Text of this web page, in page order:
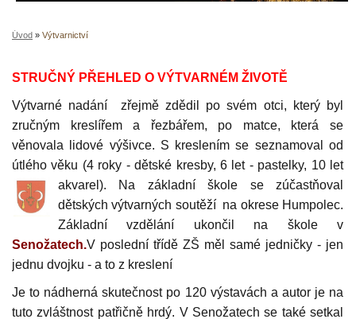
Úvod » Výtvarnictví
STRUČNÝ PŘEHLED O VÝTVARNÉM ŽIVOTĚ
Výtvarné nadání zřejmě zdědil po svém otci, který byl
zručným kreslířem a řezbářem, po matce, která se
věnovala lidové výšivce. S kreslením se seznamoval od
útlého věku (4 roky - dětské kresby, 6 let - pastelky, 10 let
akvarel). Na základní škole se zúčastňoval
dětských výtvarných soutěží na okrese Humpolec.
Základní vzdělání ukončil na škole v
Senožatech.V poslední třídě ZŠ měl samé jedničky - jen
jednu dvojku - a to z kreslení
Je to nádherná skutečnost po 120 výstavách a autor je na
tuto zvláštnost patřičně hrdý. V Senožatech se také setkal